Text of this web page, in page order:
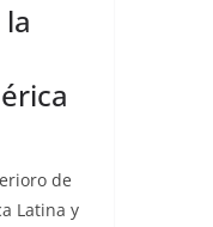
de
Latina y